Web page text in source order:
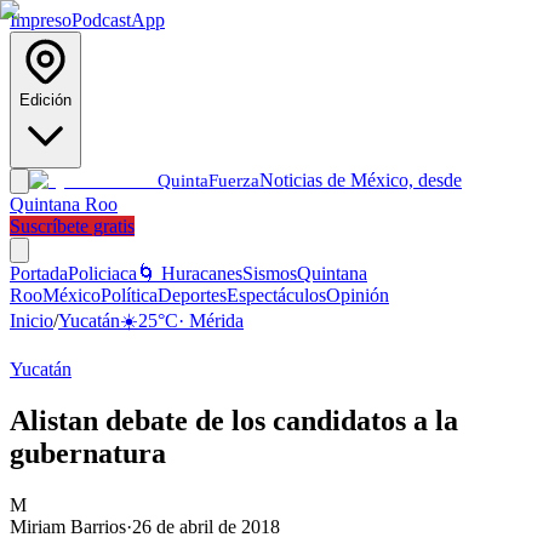
ImpresoPodcastApp
Edición
QuintaFuerzaNoticias de México, desde
Quintana Roo
Suscríbete gratis
PortadaPoliciaca 🌀 HuracanesSismosQuintana
RooMéxicoPolíticaDeportesEspectáculosOpinión
Inicio/Yucatán☀️25°C· Mérida
Yucatán
Alistan debate de los candidatos a la
gubernatura
M
Miriam Barrios·26 de abril de 2018